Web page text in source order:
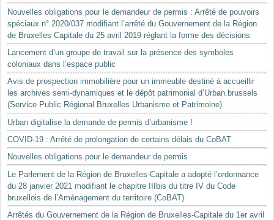
Nouvelles obligations pour le demandeur de permis : Arrêté de pouvoirs
spéciaux n° 2020/037 modifiant l’arrêté du Gouvernement de la Région
de Bruxelles Capitale du 25 avril 2019 réglant la forme des décisions
Lancement d’un groupe de travail sur la présence des symboles
coloniaux dans l’espace public
Avis de prospection immobilière pour un immeuble destiné à accueillir
les archives semi-dynamiques et le dépôt patrimonial d’Urban.brussels
(Service Public Régional Bruxelles Urbanisme et Patrimoine).
Urban digitalise la demande de permis d’urbanisme !
COVID-19 : Arrêté de prolongation de certains délais du CoBAT
Nouvelles obligations pour le demandeur de permis
Le Parlement de la Région de Bruxelles-Capitale a adopté l’ordonnance
du 28 janvier 2021 modifiant le chapitre IIIbis du titre IV du Code
bruxellois de l’Aménagement du territoire (CoBAT)
Arrêtés du Gouvernement de la Région de Bruxelles-Capitale du 1er avril